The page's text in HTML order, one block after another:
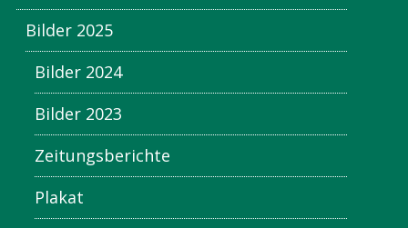
Bilder 2025
Bilder 2024
Bilder 2023
Zeitungsberichte
Plakat